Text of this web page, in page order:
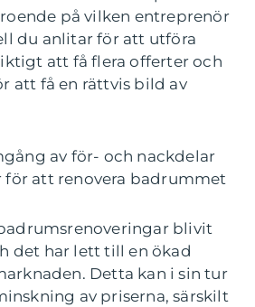
på vilken entreprenör
du anlitar för att utföra
att få flera offerter och
att få en rättvis bild av
av för- och nackdelar
för att renovera badrummet
blivit
det har lett till en ökad
Detta kan i sin tur
av priserna, särskilt